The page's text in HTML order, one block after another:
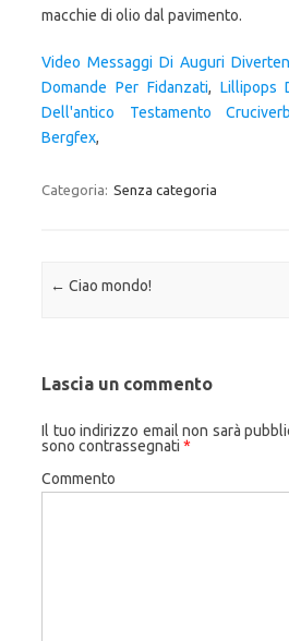
macchie di olio dal pavimento.
Video Messaggi Di Auguri
Domande Per Fidanzati, Lillipops
Dell'antico Testamento
Bergfex,
Categoria: Senza categoria
Navigazione articolo
← Ciao mondo!
Lascia un commento
Il tuo indirizzo email non sarà
sono contrassegnati *
Commento